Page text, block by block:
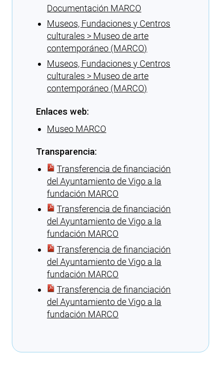
Documentación MARCO
Museos, Fundaciones y Centros
culturales > Museo de arte
contemporáneo (MARCO)
Museos, Fundaciones y Centros
culturales > Museo de arte
contemporáneo (MARCO)
Enlaces web:
Museo MARCO
Transparencia:
Transferencia de financiación
del Ayuntamiento de Vigo a la
fundación MARCO
Transferencia de financiación
del Ayuntamiento de Vigo a la
fundación MARCO
Transferencia de financiación
del Ayuntamiento de Vigo a la
fundación MARCO
Transferencia de financiación
del Ayuntamiento de Vigo a la
fundación MARCO